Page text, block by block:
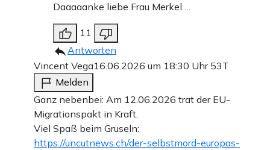
Daaaaanke liebe Frau Merkel….
11
Antworten
Vincent Vega16.06.2026 um 18:30 Uhr 53T
Melden
Ganz nebenbei: Am 12.06.2026 trat der EU-
Migrationspakt in Kraft.
Viel Spaß beim Gruseln:
https://uncutnews.ch/der-selbstmord-europas-